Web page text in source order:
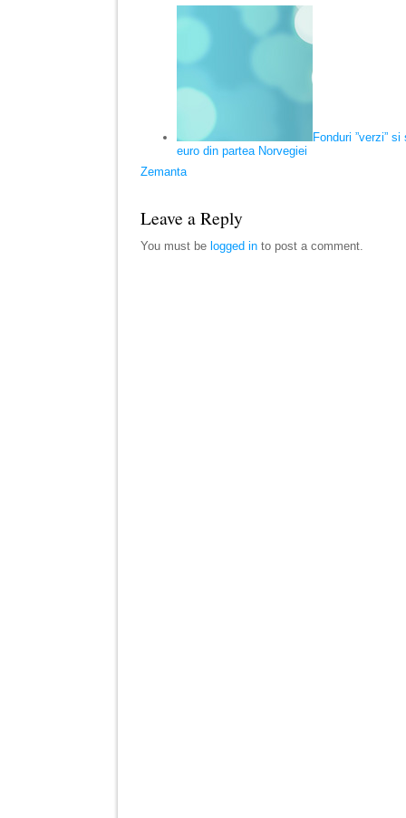
Fonduri ”verzi”
euro din partea Norvegiei
Zemanta
Leave a Reply
You must be logged in to post a comment.